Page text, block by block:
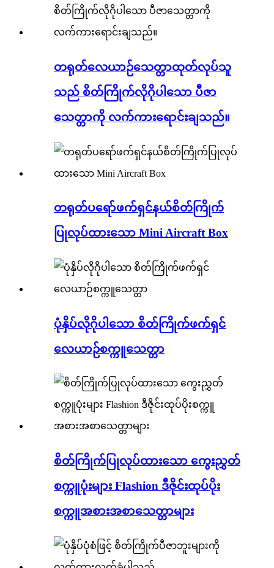
တရုတ်လေယာဉ်သေတ္တာထုတ်လုပ်သူ
သည် စိတ်ကြိုက်လိုဂိုပါသော ပီဇာ
သေတ္တာကို လက်ကားရောင်းချသည်။
တရုတ်ပရော်ဖက်ရှင်နယ်စိတ်ကြိုက်
ပြုလုပ်ထားသော Mini Aircraft Box
ပုံနှိပ်လိုဂိုပါသော စိတ်ကြိုက်ဖက်ရှင်
လေယာဉ်စက္ကူသေတ္တာ
စိတ်ကြိုက်ပြုလုပ်ထားသော ကွေးညွှတ်
စက္ကူပုံးများ Flashion ဒီဇိုင်းထုပ်ပိုး
စက္ကူအစားအစာသေတ္တာများ